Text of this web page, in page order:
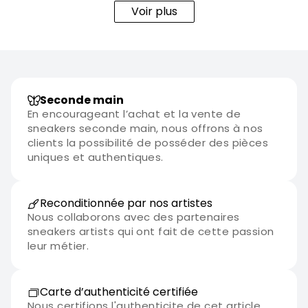
une sneaker élégante et intemporelle, tout en restant
fidèle à l'héritage de la Jordan 1.
Voir plus
Seconde main
En encourageant l’achat et la vente de
sneakers seconde main, nous offrons à nos
clients la possibilité de posséder des pièces
uniques et authentiques.
Reconditionnée par nos artistes
Nous collaborons avec des partenaires
sneakers artists qui ont fait de cette passion
leur métier.
Carte d’authenticité certifiée